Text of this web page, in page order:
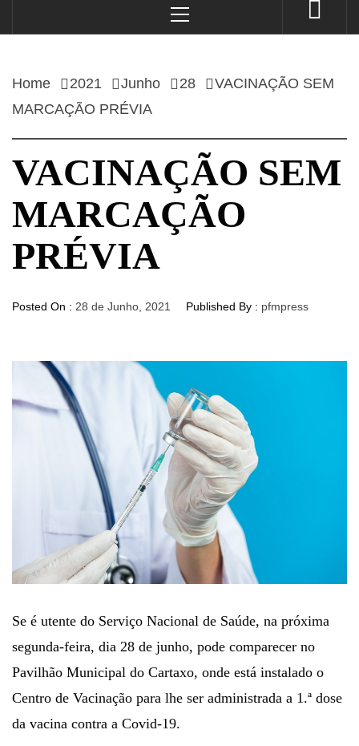
Menu
Home 2021 Junho 28
VACINAÇÃO SEM
MARCAÇÃO PRÉVIA
VACINAÇÃO SEM
MARCAÇÃO
PRÉVIA
Posted On : 28 de Junho, 2021 Published By : pfmpress
Se é utente do Serviço Nacional de Saúde, na próxima
segunda-feira, dia 28 de junho, pode comparecer no
Pavilhão Municipal do Cartaxo, onde está instalado o
Centro de Vacinação para lhe ser administrada a 1.ª dose
da vacina contra a Covid-19.